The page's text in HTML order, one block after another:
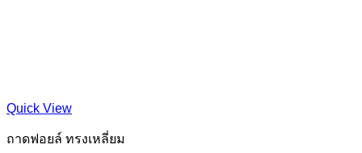
Quick View
ถาดฟอยล์ ทรงเหลี่ยม